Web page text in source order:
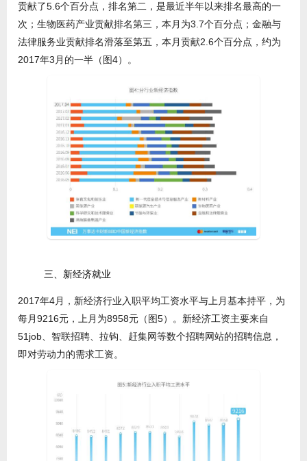
贡献了5.6个百分点，排名第二，是最近半年以来排名最高的一
次；生物医药产业贡献排名第三，本月为3.7个百分点；金融与
法律服务业贡献排名滑落至第五，本月贡献2.6个百分点，约为
2017年3月的一半（图4）。
三、新经济就业
2017年4月，新经济行业入职平均工资水平与上月基本持平，为
每月9216元，上月为8958元（图5）。新经济工资主要来自
51job、智联招聘、拉钩、赶集网等数个招聘网站的招聘信息，
即对劳动力的需求工资。